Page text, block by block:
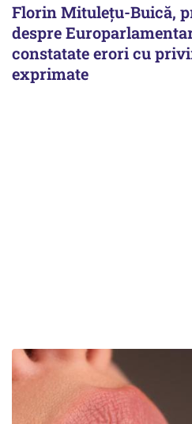
Florin Mituleţu-Buică,
despre
constatate erori cu
exprimate